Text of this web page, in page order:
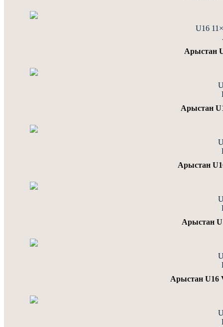
U16
Арыстан
Арыстан
Арыстан
Арыстан
Арыстан U16